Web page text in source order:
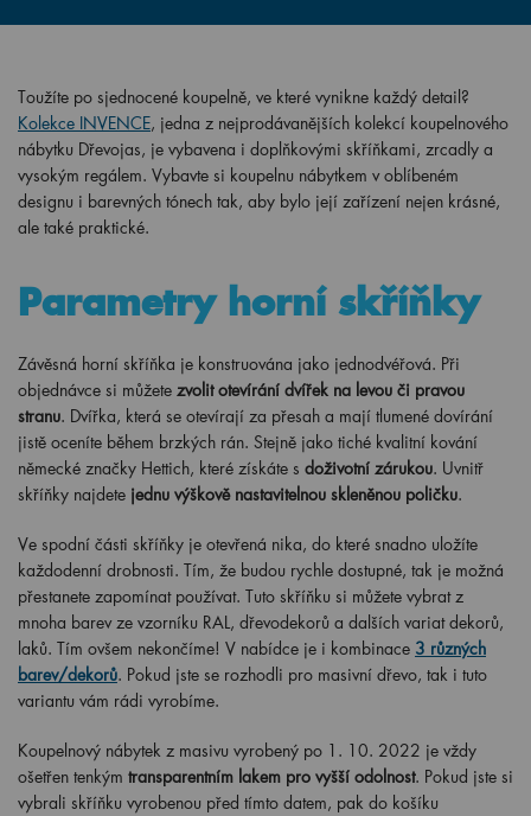
Toužíte po sjednocené koupelně, ve které vynikne každý detail?
Kolekce INVENCE, jedna z nejprodávanějších kolekcí koupelnového
nábytku Dřevojas, je vybavena i doplňkovými skříňkami, zrcadly a
vysokým regálem. Vybavte si koupelnu nábytkem v oblíbeném
designu i barevných tónech tak, aby bylo její zařízení nejen krásné,
ale také praktické.
Parametry horní skříňky
Závěsná horní skříňka je konstruována jako jednodvéřová. Při
objednávce si můžete zvolit otevírání dvířek na levou či pravou
stranu. Dvířka, která se otevírají za přesah a mají tlumené dovírání
jistě oceníte během brzkých rán. Stejně jako tiché kvalitní kování
německé značky Hettich, které získáte s doživotní zárukou. Uvnitř
skříňky najdete jednu výškově nastavitelnou skleněnou poličku.
Ve spodní části skříňky je otevřená nika, do které snadno uložíte
každodenní drobnosti. Tím, že budou rychle dostupné, tak je možná
přestanete zapomínat používat. Tuto skříňku si můžete vybrat z
mnoha barev ze vzorníku RAL, dřevodekorů a dalších variat dekorů,
laků. Tím ovšem nekončíme! V nabídce je i kombinace 3 různých
barev/dekorů. Pokud jste se rozhodli pro masivní dřevo, tak i tuto
variantu vám rádi vyrobíme.
Koupelnový nábytek z masivu vyrobený po 1 . 10. 2022 je vždy
ošetřen tenkým transparentním lakem pro vyšší odolnost. Pokud jste si
vybrali skříňku vyrobenou před tímto datem, pak do košíku